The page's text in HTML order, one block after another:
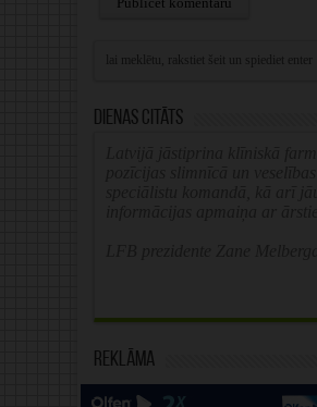
Dienas citāts
Reklāma